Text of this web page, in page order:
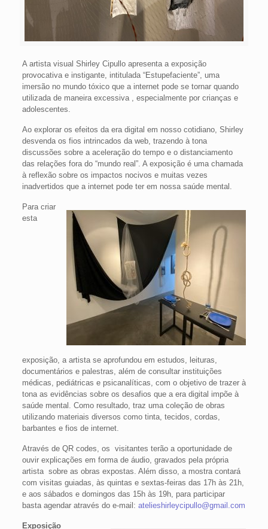
A artista visual Shirley Cipullo apresenta a exposição
provocativa e instigante, intitulada “Estupefaciente”, uma
imersão no mundo tóxico que a internet pode se tornar quando
utilizada de maneira excessiva , especialmente por crianças e
adolescentes.
Ao explorar os efeitos da era digital em nosso cotidiano, Shirley
desvenda os fios intrincados da web, trazendo à tona
discussões sobre a aceleração do tempo e o distanciamento
das relações fora do “mundo real”. A exposição é uma chamada
à reflexão sobre os impactos nocivos e muitas vezes
inadvertidos que a internet pode ter em nossa saúde mental.
Para criar
esta
exposição, a artista se aprofundou em estudos, leituras,
documentários e palestras, além de consultar instituições
médicas, pediátricas e psicanalíticas, com o objetivo de trazer à
tona as evidências sobre os desafios que a era digital impõe à
saúde mental. Como resultado, traz uma coleção de obras
utilizando materiais diversos como tinta, tecidos, cordas,
barbantes e fios de internet.
Através de QR codes, os visitantes terão a oportunidade de
ouvir explicações em forma de áudio, gravados pela própria
artista sobre as obras expostas. Além disso, a mostra contará
com visitas guiadas, às quintas e sextas-feiras das 17h às 21h,
e aos sábados e domingos das 15h às 19h, para participar
basta agendar através do e-mail: atelieshirleycipullo@gmail.com
Exposição